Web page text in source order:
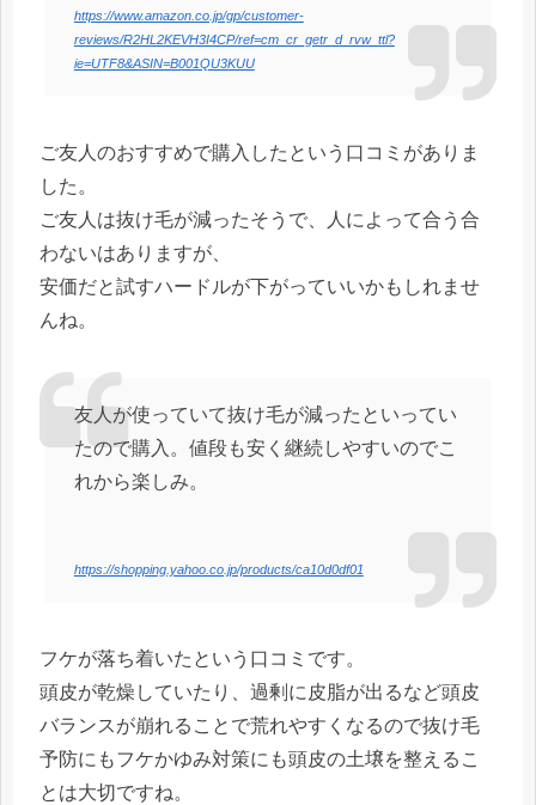
https://www.amazon.co.jp/gp/customer-
reviews/R2HL2KEVH3I4CP/ref=cm_cr_getr_d_rvw_ttl?
ie=UTF8&ASIN=B001QU3KUU
ご友人のおすすめで購入したという口コミがありま
した。
ご友人は抜け毛が減ったそうで、人によって合う合
わないはありますが、
安価だと試すハードルが下がっていいかもしれませ
んね。
友人が使っていて抜け毛が減ったといってい
たので購入。値段も安く継続しやすいのでこ
れから楽しみ。
https://shopping.yahoo.co.jp/products/ca10d0df01
フケが落ち着いたという口コミです。
頭皮が乾燥していたり、過剰に皮脂が出るなど頭皮
バランスが崩れることで荒れやすくなるので抜け毛
予防にもフケかゆみ対策にも頭皮の土壌を整えるこ
とは大切ですね。